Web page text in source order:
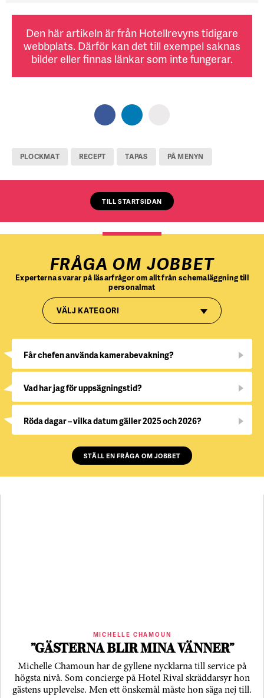
Den här artikeln är från Hotellrevyns tidigare
webbplats. Därför kan det till exempel saknas
bilder eller finnas länkar som inte fungerar.
PLOCKMAT RECEPT TAPAS PÅ MENYN
TILL STARTSIDAN
FRÅGA OM JOBBET
Experterna svarar på läsarfrågor om allt från schemaläggning till
personalmat
VÄLJ KATEGORI
Får chefen använda kamerabevakning?
Vad har jag för uppsägningstid?
Röda dagar – vilka datum gäller 2025 och 2026?
STÄLL EN FRÅGA OM JOBBET
MICHELLE CHAMOUN
”GÄSTERNA BLIR MINA VÄNNER”
Michelle Chamoun har de gyllene nycklarna till service på
högsta nivå. Som concierge på Hotel Rival skräddarsyr hon
gästens upp­levelse. Men ett önskemål måste hon säga nej till.